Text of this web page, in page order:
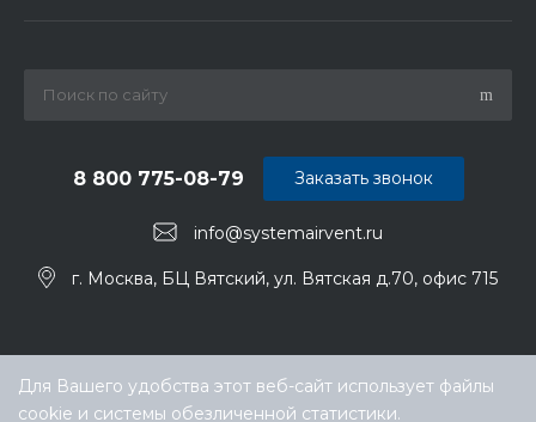
info@systemairvent.ru
8 800 775-08-79
г. Москва, БЦ Вятский, ул. Вятская д.70, офис 715
Заказать звонок
Для Вашего удобства этот веб-сайт использует файлы
cookie и системы обезличенной статистики.